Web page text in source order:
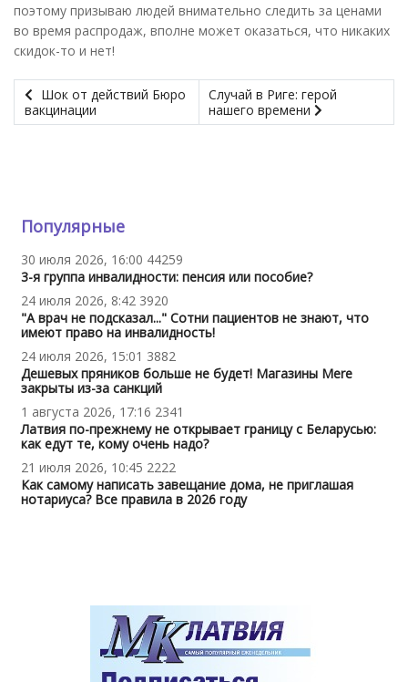
поэтому призываю людей внимательно следить за ценами
во время распродаж, вполне может оказаться, что никаких
скидок-то и нет!
Шок от действий Бюро
вакцинации
Случай в Риге: герой
нашего времени
Популярные
30 июля 2026, 16:00 44259
3-я группа инвалидности: пенсия или пособие?
24 июля 2026, 8:42 3920
"А врач не подсказал..." Сотни пациентов не знают, что
имеют право на инвалидность!
24 июля 2026, 15:01 3882
Дешевых пряников больше не будет! Магазины Mere
закрыты из-за санкций
1 августа 2026, 17:16 2341
Латвия по-прежнему не открывает границу с Беларусью:
как едут те, кому очень надо?
21 июля 2026, 10:45 2222
Как самому написать завещание дома, не приглашая
нотариуса? Все правила в 2026 году